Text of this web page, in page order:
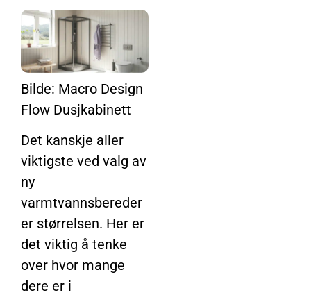
Bilde: Macro Design
Flow Dusjkabinett
Det kanskje aller
viktigste ved valg av
ny
varmtvannsbereder
er størrelsen. Her er
det viktig å tenke
over hvor mange
dere er i